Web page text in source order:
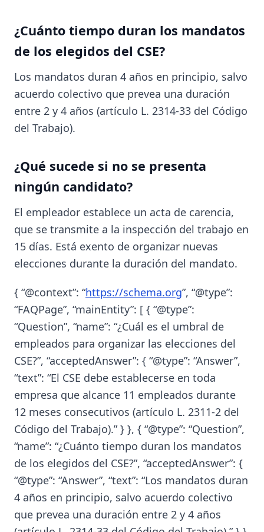
¿Cuánto tiempo duran los mandatos
de los elegidos del CSE?
Los mandatos duran 4 años en principio, salvo
acuerdo colectivo que prevea una duración
entre 2 y 4 años (artículo L. 2314-33 del Código
del Trabajo).
¿Qué sucede si no se presenta
ningún candidato?
El empleador establece un acta de carencia,
que se transmite a la inspección del trabajo en
15 días. Está exento de organizar nuevas
elecciones durante la duración del mandato.
{ “@context”: “https://schema.org”, “@type”:
“FAQPage”, “mainEntity”: [ { “@type”:
“Question”, “name”: “¿Cuál es el umbral de
empleados para organizar las elecciones del
CSE?”, “acceptedAnswer”: { “@type”: “Answer”,
“text”: “El CSE debe establecerse en toda
empresa que alcance 11 empleados durante
12 meses consecutivos (artículo L. 2311-2 del
Código del Trabajo).” } }, { “@type”: “Question”,
“name”: “¿Cuánto tiempo duran los mandatos
de los elegidos del CSE?”, “acceptedAnswer”: {
“@type”: “Answer”, “text”: “Los mandatos duran
4 años en principio, salvo acuerdo colectivo
que prevea una duración entre 2 y 4 años